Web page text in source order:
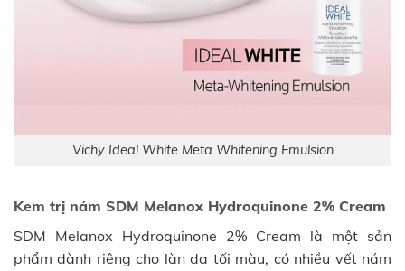
Vichy Ideal White Meta Whitening Emulsion
Kem trị nám SDM Melanox Hydroquinone 2% Cream
SDM Melanox Hydroquinone 2% Cream là một sản
phẩm dành riêng cho làn da tối màu, có nhiều vết nám